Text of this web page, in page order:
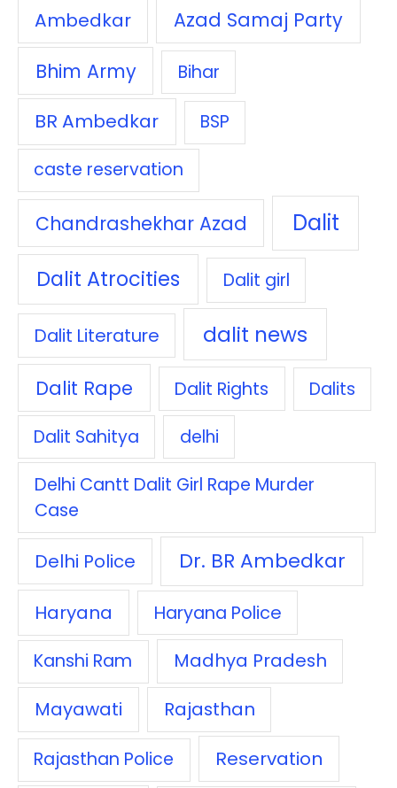
Ambedkar
Azad Samaj Party
Bhim Army
Bihar
BR Ambedkar
BSP
caste reservation
Chandrashekhar Azad Dalit
Dalit Atrocities Dalit girl
Dalit Literature dalit news
Dalit Rape Dalit Rights Dalits
Dalit Sahitya delhi
Delhi Cantt Dalit Girl Rape Murder
Case
Delhi Police Dr. BR Ambedkar
Haryana Haryana Police
Kanshi Ram
Madhya Pradesh
Mayawati
Rajasthan
Rajasthan Police Reservation